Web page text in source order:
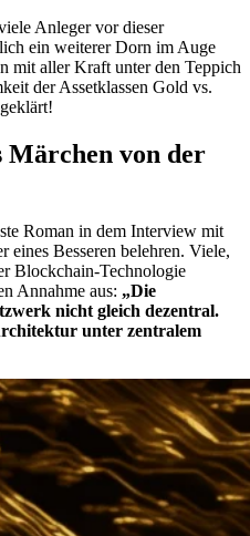
Anleger vor dieser
ein weiterer Dorn im Auge
mit aller Kraft unter den Teppich
der Assetklassen Gold vs.
Märchen von der
Roman in dem Interview mit
eines Besseren belehren. Viele,
Blockchain-Technologie
Annahme aus: „Die
nicht gleich dezentral.
unter zentralem